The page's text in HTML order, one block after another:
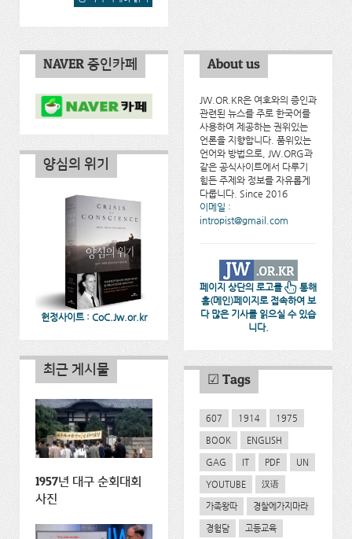
제입니다. 에 대해서
NAVER 증인카페 About us
JW.OR.KR은 여호와의 증인과
관련된 뉴스를 주로 한국어를
사용하여 제공하는 권위있는
언론을 지향합니다. 품위있는
언어와 방법으로, JW.ORG과
같은 공식사이트에서 다루기
힘든 주제와 정보를 자유롭게
다룹니다. Since 2016
이메일 :
intropist@gmail.com
페이지 상단의 로고를
통해
홈(메인)페이지로 접속하여 보
다 많은 기사를 읽으실 수 있습
니다.
양심의 위기
헌정사이트 : CoC.Jw.or.kr
최근 게시물
1957년 대구 순회대회
사진
☑ Tags
607 1914 1975
BOOK ENGLISH
GAG IT PDF UN
YOUTUBE 汉语
가족왕따 경찰에가지마라
경험담 고등교육